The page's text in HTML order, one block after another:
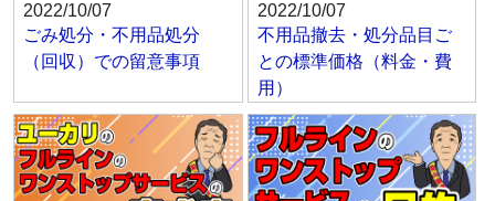
2022/10/07
ごみ処分・不用品処分
（回収）での留意事項
2022/10/07
不用品撤去・処分品目ご
との標準価格（料金・費
用）